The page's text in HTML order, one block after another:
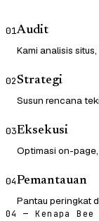
01Audit
Kami analisis
02Strategi
Susun rencana
03Eksekusi
Optimasi on-
04Pemantauan
Pantau peringkat
04 — Kenapa Bee